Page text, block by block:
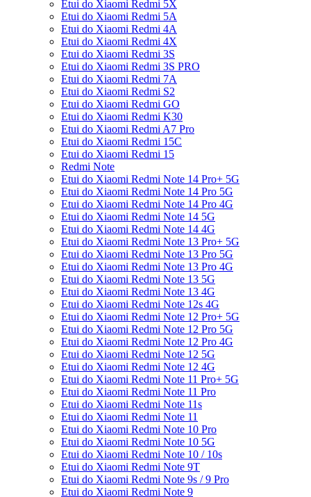
Etui do Xiaomi Redmi 5X
Etui do Xiaomi Redmi 5A
Etui do Xiaomi Redmi 4A
Etui do Xiaomi Redmi 4X
Etui do Xiaomi Redmi 3S
Etui do Xiaomi Redmi 3S PRO
Etui do Xiaomi Redmi 7A
Etui do Xiaomi Redmi S2
Etui do Xiaomi Redmi GO
Etui do Xiaomi Redmi K30
Etui do Xiaomi Redmi A7 Pro
Etui do Xiaomi Redmi 15C
Etui do Xiaomi Redmi 15
Redmi Note
Etui do Xiaomi Redmi Note 14 Pro+ 5G
Etui do Xiaomi Redmi Note 14 Pro 5G
Etui do Xiaomi Redmi Note 14 Pro 4G
Etui do Xiaomi Redmi Note 14 5G
Etui do Xiaomi Redmi Note 14 4G
Etui do Xiaomi Redmi Note 13 Pro+ 5G
Etui do Xiaomi Redmi Note 13 Pro 5G
Etui do Xiaomi Redmi Note 13 Pro 4G
Etui do Xiaomi Redmi Note 13 5G
Etui do Xiaomi Redmi Note 13 4G
Etui do Xiaomi Redmi Note 12s 4G
Etui do Xiaomi Redmi Note 12 Pro+ 5G
Etui do Xiaomi Redmi Note 12 Pro 5G
Etui do Xiaomi Redmi Note 12 Pro 4G
Etui do Xiaomi Redmi Note 12 5G
Etui do Xiaomi Redmi Note 12 4G
Etui do Xiaomi Redmi Note 11 Pro+ 5G
Etui do Xiaomi Redmi Note 11 Pro
Etui do Xiaomi Redmi Note 11s
Etui do Xiaomi Redmi Note 11
Etui do Xiaomi Redmi Note 10 Pro
Etui do Xiaomi Redmi Note 10 5G
Etui do Xiaomi Redmi Note 10 / 10s
Etui do Xiaomi Redmi Note 9T
Etui do Xiaomi Redmi Note 9s / 9 Pro
Etui do Xiaomi Redmi Note 9